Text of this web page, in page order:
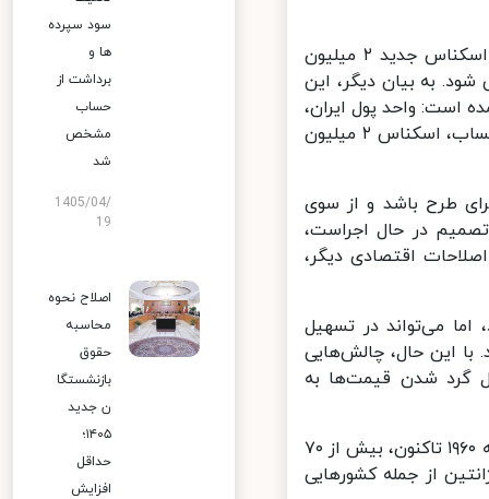
نکته جالب‌توجه اینکه در روزهای پایانی سال ۱۴۰۳، بانک مرکزی از انتشار اسکناس جدید ۲ میلیون
حذف چهار صفر، معادل ۲۰۰ تومان می شود. به بیان دیگر، این
است: واحد پول ایران،
تومان است و هر تومان برابر ۱۰ هزار ریال و معادل ۱۰۰ پارسه است. با این حساب، اسکناس ۲ میلیون
طرح باشد و از سوی
در حال اجراست،
اقتصادی دیگر،
می‌تواند در تسهیل
این حال، چالش‌هایی
گرد شدن قیمت‌ها به
ایران نخستین کشوری نیست که به فکر چنین اصلاحاتی افتاده است. از دهه ۱۹۶۰ تاکنون، بیش از ۷۰
از جمله کشورهایی
سود سپرده
ها و
برداشت از
حساب
مشخص
شد
1405/04/
19
اصلاح نحوه
محاسبه
حقوق
بازنشستگا
ن جدید
۱۴۰۵؛
حداقل
افزایش